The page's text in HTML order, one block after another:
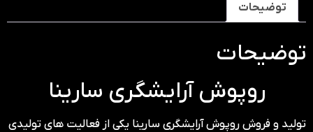
توضیحات
توضیحات
روپوش آرایشگری سارینا
تولید و فروش روپوش آرایشگری سارینا یکی از فعالیت های تولیدی